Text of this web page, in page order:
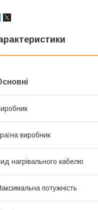
виробник
нагрівального кабелю
потужність